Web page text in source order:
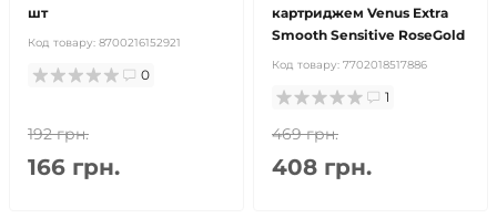
шт
Код товару: 8700216152921
0
192 грн.
166 грн.
картриджем Venus Extra
Smooth Sensitive RoseGold
Код товару: 7702018517886
1
469 грн.
408 грн.